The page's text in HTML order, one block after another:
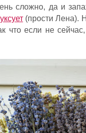
сложно, да и
(прости Лена).
что если не